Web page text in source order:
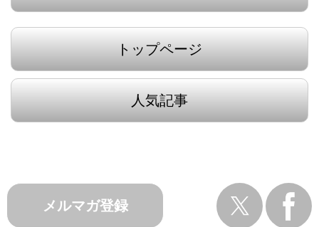
トップページ
人気記事
メルマガ登録